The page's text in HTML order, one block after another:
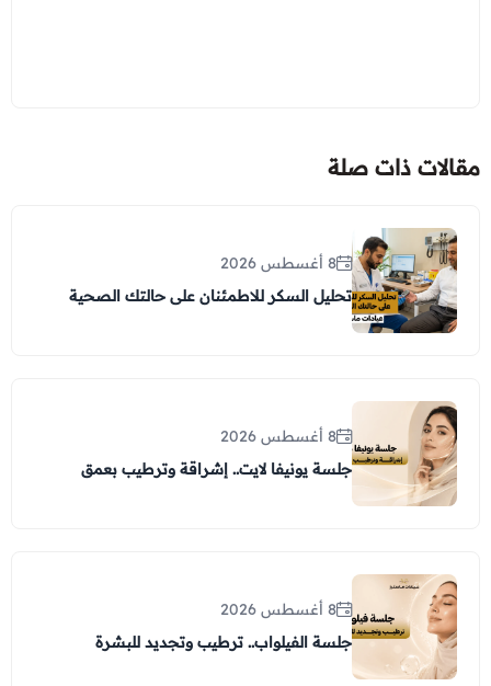
مقالات ذات صلة
8 أغسطس 2026
تحليل السكر للاطمئنان على حالتك الصحية
8 أغسطس 2026
جلسة يونيفا لايت.. إشراقة وترطيب بعمق
8 أغسطس 2026
جلسة الفيلواب.. ترطيب وتجديد للبشرة